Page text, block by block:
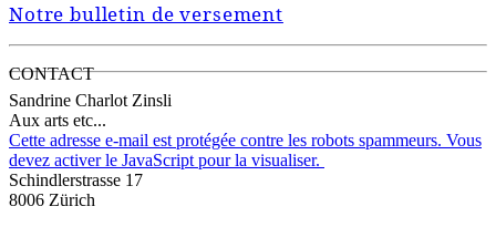
Notre bulletin de versement
CONTACT
Sandrine Charlot Zinsli
Aux arts etc...
Cette adresse e-mail est protégée contre les robots spammeurs. Vous
devez activer le JavaScript pour la visualiser.
Schindlerstrasse 17
8006 Zürich